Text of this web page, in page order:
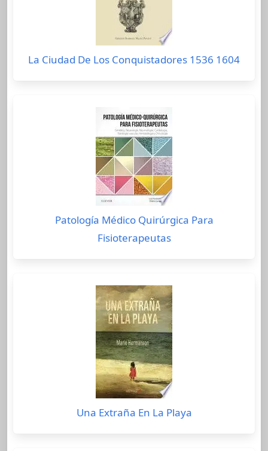
La Ciudad De Los Conquistadores 1536 1604
Patología Médico Quirúrgica Para
Fisioterapeutas
Una Extraña En La Playa